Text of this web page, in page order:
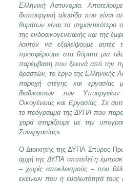
Ελληνική Αστυνομία.
διυπουργική αλυσίδα που είναι
θυμάτων είναι το σημαντικότερο
της ενδοοικογενειακής και της
λοιπόν να εξαλείψουμε αυτές
προσφέρουμε στα θύματα μια
παρέμβαση που ξεκινά από την
δραστών, το έργο της Ελληνικής
παροχή στέγης και
διαδικασιών των
Οικογένειας και Εργασίας. Σε
το πρόγραμμα της ΔΥΠΑ που
χαρά στηρίζουμε με την
Συνεργασίας».
Ο Διοικητής της ΔΥΠΑ Σπύρος
αρχή της ΔΥΠΑ αποτελεί η
– χωρίς αποκλεισμούς – που
εκείνων που η ευαλωτότητά τους